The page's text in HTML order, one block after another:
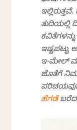
ತುದಿಯಲ್ಲಿ
ಇಷ್ಟಪಟ್ಟು
ಇ-ಮೇಲ್
ಜೊತೆಗೆ
ಪರಿಚಯವೂ
ಹೆಗಡೆಬರೆದ